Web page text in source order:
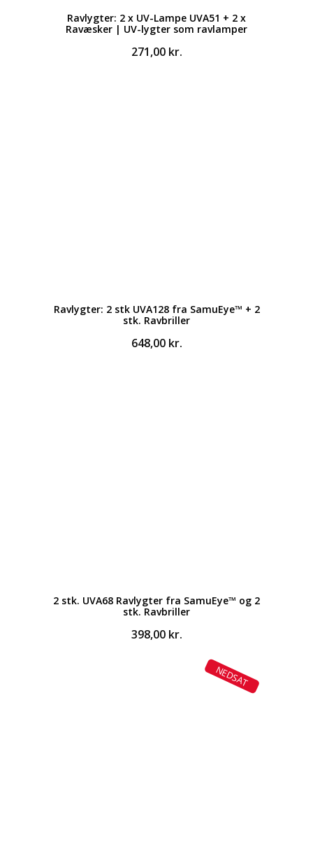
Ravlygter: 2 x UV-Lampe UVA51 + 2 x
Ravæsker | UV-lygter som ravlamper
271,00 kr.
Ravlygter: 2 stk UVA128 fra SamuEye™ + 2
stk. Ravbriller
648,00 kr.
2 stk. UVA68 Ravlygter fra SamuEye™ og 2
stk. Ravbriller
398,00 kr.
NEDSAT